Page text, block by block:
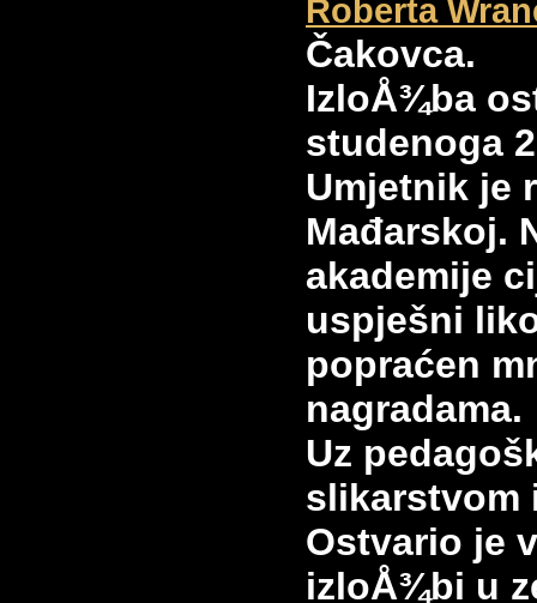
Roberta
Čakovca.
IzloÅ¾ba
studenoga
Umjetnik je
Mađarskoj.
akademije
uspješni
popraćen
nagradama.
Uz
slikarstvom
Ostvario je
izloÅ¾bi u